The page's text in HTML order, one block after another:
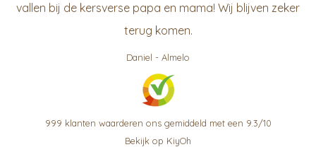
vallen bij de kersverse papa en mama! Wij blijven zeker
terug komen.
Daniel - Almelo
999 klanten waarderen ons gemiddeld met een 9.3/10
Bekijk op KiyOh